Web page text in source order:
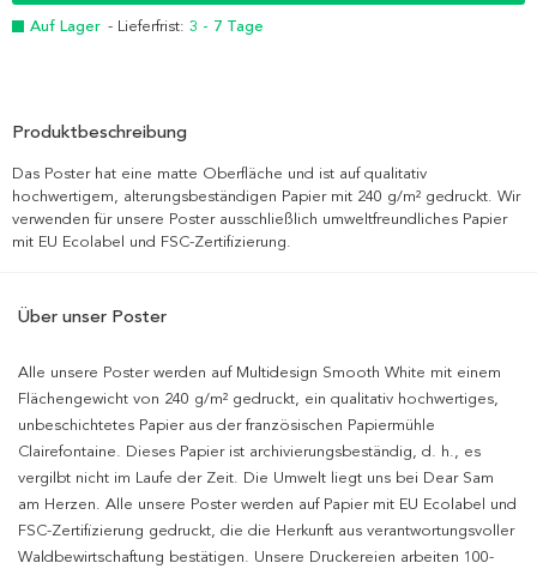
Auf Lager - Lieferfrist: 3 - 7 Tage
Produktbeschreibung
Das Poster hat eine matte Oberfläche und ist auf qualitativ
hochwertigem, alterungsbeständigen Papier mit 240 g/m² gedruckt. Wir
verwenden für unsere Poster ausschließlich umweltfreundliches Papier
mit EU Ecolabel und FSC-Zertifizierung.
Über unser Poster
Alle unsere Poster werden auf Multidesign Smooth White mit einem
Flächengewicht von 240 g/m² gedruckt, ein qualitativ hochwertiges,
unbeschichtetes Papier aus der französischen Papiermühle
Clairefontaine. Dieses Papier ist archivierungsbeständig, d. h., es
vergilbt nicht im Laufe der Zeit. Die Umwelt liegt uns bei Dear Sam
am Herzen. Alle unsere Poster werden auf Papier mit EU Ecolabel und
FSC-Zertifizierung gedruckt, die die Herkunft aus verantwortungsvoller
Waldbewirtschaftung bestätigen. Unsere Druckereien arbeiten 100-